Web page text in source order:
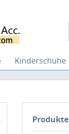
Kinderschuhe